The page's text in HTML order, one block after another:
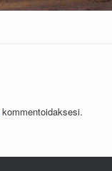
kommentoidaksesi.